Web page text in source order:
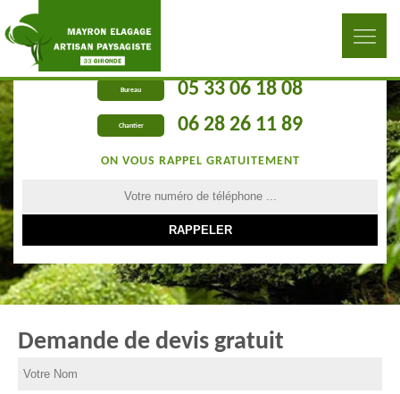
Bureau 05 33 06 18 08
Chantier 06 28 26 11 89
ON VOUS RAPPEL GRATUITEMENT
Demande de devis gratuit